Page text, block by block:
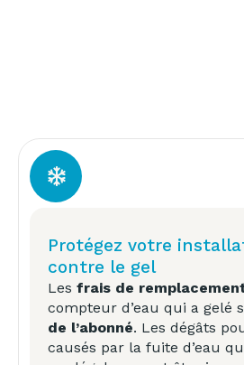
Protégez votre
contre le gel
Les frais de
compteur d’eau qui a gelé
de l’abonné. Les dégâts
causés par la fuite d’eau